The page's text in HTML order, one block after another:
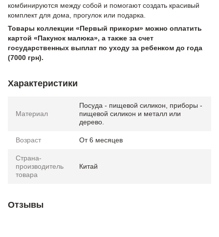
комбинируются между собой и помогают создать красивый
комплект для дома, прогулок или подарка.
Товары коллекции «Первый прикорм» можно оплатить
картой «Пакунок малюка», а также за счет
государственных выплат по уходу за ребенком до года
(7000 грн).
Характеристики
Материал
Посуда - пищевой силикон, приборы -
пищевой силикон и металл или
дерево.
Возраст От 6 месяцев
Страна-
производитель
товара
Китай
Отзывы